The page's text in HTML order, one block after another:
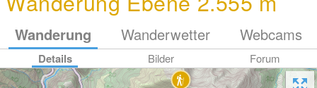
Wanderung Wanderwetter Webcams
Details Bilder Forum